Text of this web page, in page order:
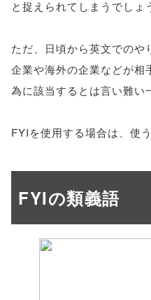
と捉えられてしまうでしょ
ただ、日頃から英文でのや
企業や海外の企業などが相
為に該当するとは言い難い
FYIを使用する場合は、使
FYIの類義語